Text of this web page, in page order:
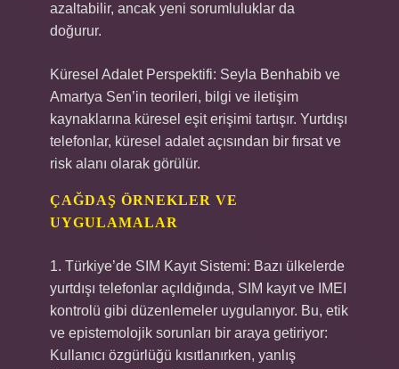
azaltabilir, ancak yeni sorumluluklar da
doğurur.
Küresel Adalet Perspektifi: Seyla Benhabib ve
Amartya Sen’in teorileri, bilgi ve iletişim
kaynaklarına küresel eşit erişimi tartışır. Yurtdışı
telefonlar, küresel adalet açısından bir fırsat ve
risk alanı olarak görülür.
ÇAĞDAŞ ÖRNEKLER VE
UYGULAMALAR
1. Türkiye’de SIM Kayıt Sistemi: Bazı ülkelerde
yurtdışı telefonlar açıldığında, SIM kayıt ve IMEI
kontrolü gibi düzenlemeler uygulanıyor. Bu, etik
ve epistemolojik sorunları bir araya getiriyor:
Kullanıcı özgürlüğü kısıtlanırken, yanlış